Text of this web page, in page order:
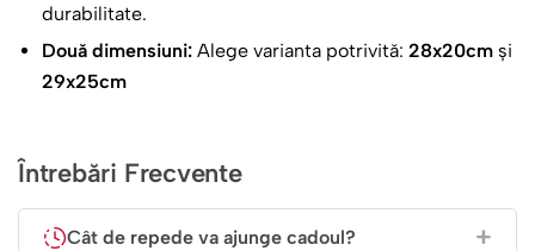
durabilitate.
Două dimensiuni: Alege varianta potrivită: 28x20cm și
29x25cm
Întrebări Frecvente
Cât de repede va ajunge cadoul?